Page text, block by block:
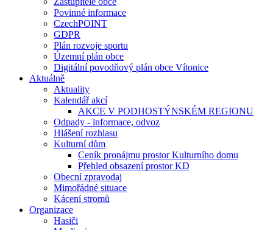
Povinné informace
CzechPOINT
GDPR
Plán rozvoje sportu
Územní plán obce
Digitální povodňový plán obce Vítonice
Aktuálně
Aktuality
Kalendář akcí
AKCE V PODHOSTÝNSKÉM REGIONU
Odpady - informace, odvoz
Hlášení rozhlasu
Kulturní dům
Ceník pronájmu prostor Kulturního domu
Přehled obsazení prostor KD
Obecní zpravodaj
Mimořádné situace
Kácení stromů
Organizace
Hasiči